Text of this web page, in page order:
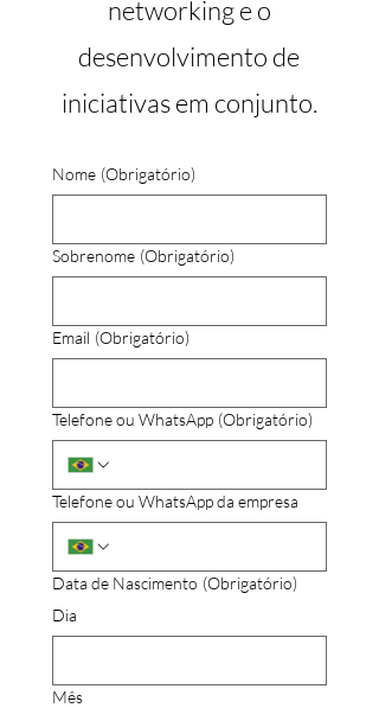
networking e o
desenvolvimento de
iniciativas em conjunto.
Nome (Obrigatório)
Sobrenome (Obrigatório)
Email (Obrigatório)
Telefone ou WhatsApp (Obrigatório)
Telefone ou WhatsApp da empresa
Data de Nascimento (Obrigatório)
Dia
Mês